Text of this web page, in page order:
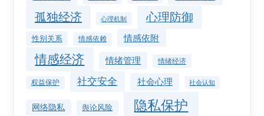
孤独经济 心理机制 心理防御
性别关系 情感依赖 情感依附
情感经济 情绪管理 情绪经济
权益保护 社交安全 社会心理 社会认知
网络隐私 舆论风险 隐私保护